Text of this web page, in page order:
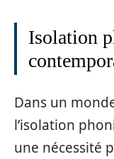
Isolation
Dans un
l’isolation
une nécessité